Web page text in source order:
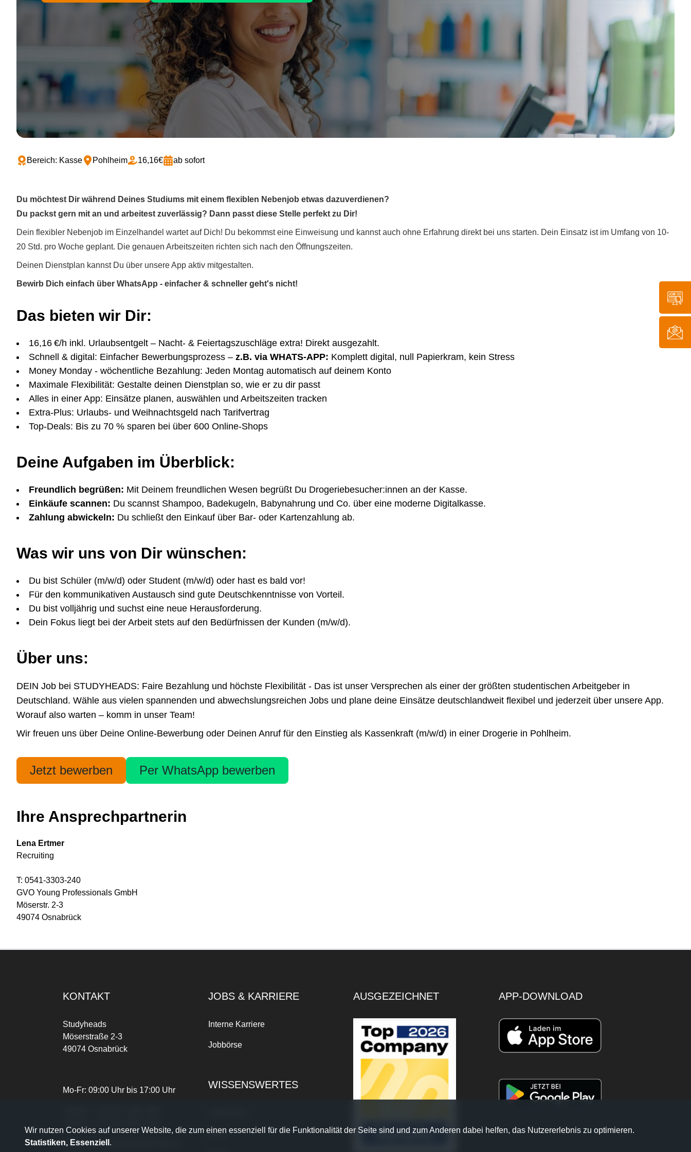
Pohlheim
Bereich: Kasse 16,16€ ab sofort
Du möchtest Dir während Deines Studiums mit einem flexiblen Nebenjob etwas dazuverdienen?
Du packst gern mit an und arbeitest zuverlässig? Dann passt diese Stelle perfekt zu Dir!
Dein flexibler Nebenjob im Einzelhandel wartet auf Dich! Du bekommst eine Einweisung und kannst auch ohne Erfahrung direkt bei uns starten. Dein Einsatz ist im Umfang von 10-
20 Std. pro Woche geplant. Die genauen Arbeitszeiten richten sich nach den Öffnungszeiten.
Deinen Dienstplan kannst Du über unsere App aktiv mitgestalten.
Bewirb Dich einfach über WhatsApp - einfacher & schneller geht's nicht!
Das bieten wir Dir:
16,16 €/h inkl. Urlaubsentgelt – Nacht- & Feiertagszuschläge extra! Direkt ausgezahlt.
Schnell & digital: Einfacher Bewerbungsprozess – z.B. via WHATS-APP: Komplett digital, null Papierkram, kein Stress
Money Monday - wöchentliche Bezahlung: Jeden Montag automatisch auf deinem Konto
Maximale Flexibilität: Gestalte deinen Dienstplan so, wie er zu dir passt
Alles in einer App: Einsätze planen, auswählen und Arbeitszeiten tracken
Extra-Plus: Urlaubs- und Weihnachtsgeld nach Tarifvertrag
Top-Deals: Bis zu 70 % sparen bei über 600 Online-Shops
Deine Aufgaben im Überblick:
Freundlich begrüßen: Mit Deinem freundlichen Wesen begrüßt Du Drogeriebesucher:innen an der Kasse.
Einkäufe scannen: Du scannst Shampoo, Badekugeln, Babynahrung und Co. über eine moderne Digitalkasse.
Zahlung abwickeln: Du schließt den Einkauf über Bar- oder Kartenzahlung ab.
Was wir uns von Dir wünschen:
Du bist Schüler (m/w/d) oder Student (m/w/d) oder hast es bald vor!
Für den kommunikativen Austausch sind gute Deutschkenntnisse von Vorteil.
Du bist volljährig und suchst eine neue Herausforderung.
Dein Fokus liegt bei der Arbeit stets auf den Bedürfnissen der Kunden (m/w/d).
Über uns:
DEIN Job bei STUDYHEADS: Faire Bezahlung und höchste Flexibilität - Das ist unser Versprechen als einer der größten studentischen Arbeitgeber in
Deutschland. Wähle aus vielen spannenden und abwechslungsreichen Jobs und plane deine Einsätze deutschlandweit flexibel und jederzeit über unsere App.
Worauf also warten – komm in unser Team!
Wir freuen uns über Deine Online-Bewerbung oder Deinen Anruf für den Einstieg als Kassenkraft (m/w/d) in einer Drogerie in Pohlheim.
Jetzt bewerben Per WhatsApp bewerben
Ihre Ansprechpartnerin
Lena Ertmer
Recruiting
T: 0541-3303-240
GVO Young Professionals GmbH
Möserstr. 2-3
49074 Osnabrück
KONTAKT
Studyheads
Möserstraße 2-3
49074 Osnabrück
Mo-Fr: 09:00 Uhr bis 17:00 Uhr
E-Mail:dein.job@studyheads.de
JOBS & KARRIERE
Interne Karriere
Jobbörse
WISSENSWERTES
Blog
AUSGEZEICHNET APP-DOWNLOAD
Wir nutzen Cookies auf unserer Website, die zum einen essenziell für die Funktionalität der Seite sind und zum Anderen dabei helfen, das Nutzererlebnis zu optimieren.
Statistiken, Essenziell .